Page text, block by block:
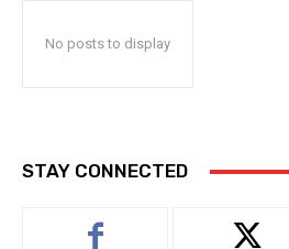
No posts to display
STAY CONNECTED